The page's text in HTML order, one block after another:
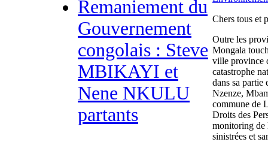
Remaniement du
Gouvernement
congolais : Steve
MBIKAYI et
Nene NKULU
partants
Chers tous et
Outre les
Mongala
ville province
catastrophe
dans sa partie
Nzenze,
commune de
Droits des
monitoring de
sinistrées et